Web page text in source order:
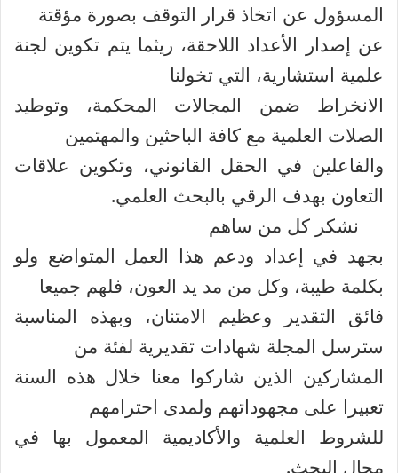
المسؤول عن اتخاذ قرار التوقف بصورة مؤقتة
عن إصدار الأعداد اللاحقة، ريثما يتم تكوين لجنة
علمية استشارية، التي تخولنا
الانخراط ضمن المجالات المحكمة، وتوطيد
الصلات العلمية مع كافة الباحثين والمهتمين
والفاعلين في الحقل القانوني، وتكوين علاقات
التعاون بهدف الرقي بالبحث العلمي.
نشكر كل من ساهم
بجهد في إعداد ودعم هذا العمل المتواضع ولو
بكلمة طيبة، وكل من مد يد العون، فلهم جميعا
فائق التقدير وعظيم الامتنان، وبهذه المناسبة
سترسل المجلة شهادات تقديرية لفئة من
المشاركين الذين شاركوا معنا خلال هذه السنة
تعبيرا على مجهوداتهم ولمدى احترامهم
للشروط العلمية والأكاديمية المعمول بها في
مجال البحث.